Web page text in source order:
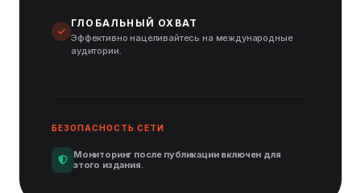
ГЛОБАЛЬНЫЙ ОХВАТ
Эффективно нацеливайтесь на международные
аудитории.
БЕЗОПАСНОСТЬ СЕТИ
Мониторинг после публикации включен для
этого издания.